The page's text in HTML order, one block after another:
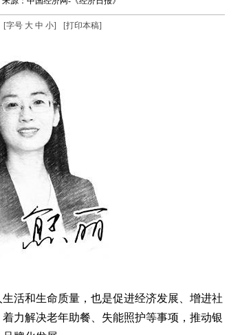
[字号 大 中 小] [打印本稿]
活和生命质量，也是促进经济发展、增进社
力解决老年助餐、失能照护等事项，推动银